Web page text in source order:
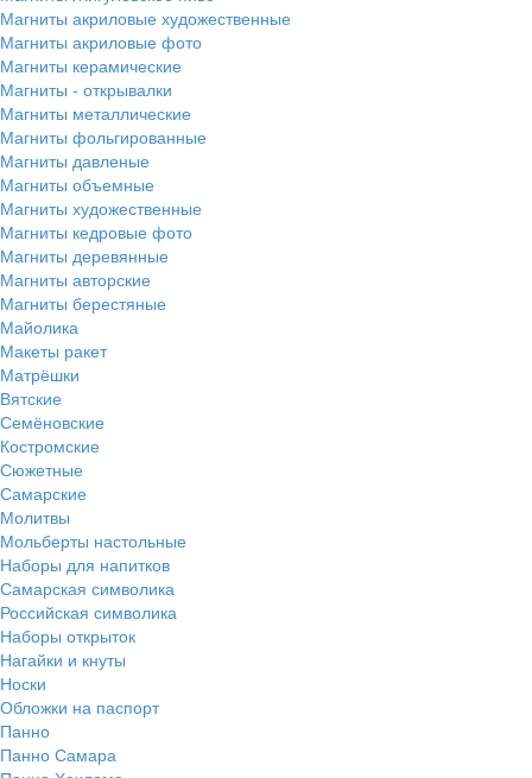
Магниты акриловые художественные
Магниты акриловые фото
Магниты керамические
Магниты - открывалки
Магниты металлические
Магниты фольгированные
Магниты давленые
Магниты объемные
Магниты художественные
Магниты кедровые фото
Магниты деревянные
Магниты авторские
Магниты берестяные
Майолика
Макеты ракет
Матрёшки
Вятские
Семёновские
Костромские
Сюжетные
Самарские
Молитвы
Мольберты настольные
Наборы для напитков
Самарская символика
Российская символика
Наборы открыток
Нагайки и кнуты
Носки
Обложки на паспорт
Панно
Панно Самара